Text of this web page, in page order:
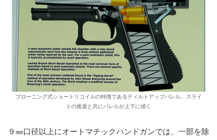
ブローニング式ショートリコイルの特徴であるティルトアップバレル。スライ
トの後退と共にバレルが上下に傾く
９㎜口径以上にオートマチックハンドガンでは、一部を除